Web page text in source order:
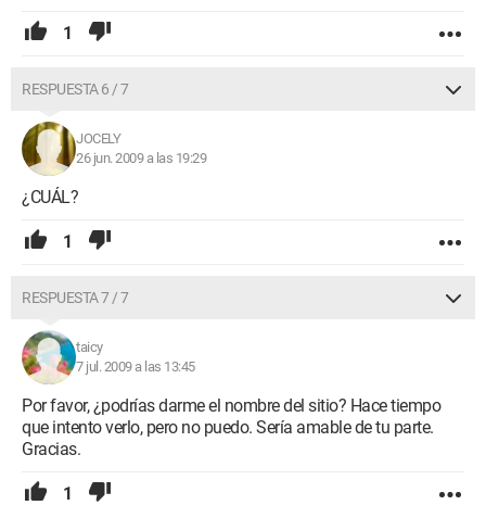
1
RESPUESTA 6 / 7
JOCELY
26 jun. 2009 a las 19:29
¿CUÁL?
1
RESPUESTA 7 / 7
taicy
7 jul. 2009 a las 13:45
Por favor, ¿podrías darme el nombre del sitio? Hace tiempo
que intento verlo, pero no puedo. Sería amable de tu parte.
Gracias.
1